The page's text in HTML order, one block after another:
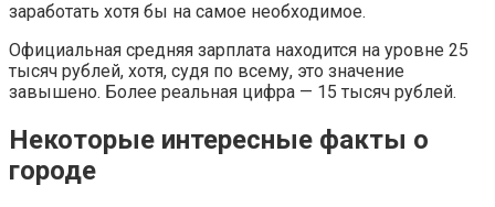
заработать хотя бы на самое необходимое.
Официальная средняя зарплата находится на уровне 25
тысяч рублей, хотя, судя по всему, это значение
завышено. Более реальная цифра — 15 тысяч рублей.
Некоторые интересные факты о
городе